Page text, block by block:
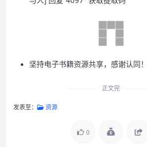
坚持电子书籍资源共享，感谢认同！
正文完
发表至： 资源
0